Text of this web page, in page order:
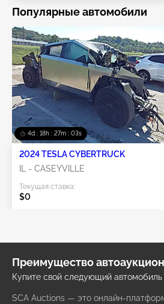
Популярные автомобили
4d : 18h : 27m : 03s
2024 TESLA CYBERTRUCK
IL - CASEYVILLE
Текущая ставка:
$0
Преимущество
Купите свой следующий автомобиль
SCA Auctions — это онлайн-